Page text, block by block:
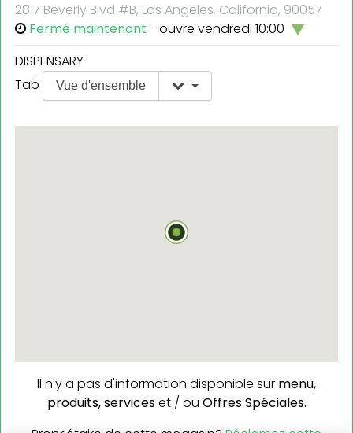
2817 Beverly Blvd #B, Los Angeles, California, 90057
Fermé maintenant - ouvre vendredi 10:00
DISPENSARY
Tab
Vue d'ensemble
Il n'y a pas d'information disponible sur menu,
produits,serviceset / ou Offres Spéciales.